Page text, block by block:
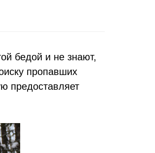
бедой и не знают,
пропавших
предоставляет